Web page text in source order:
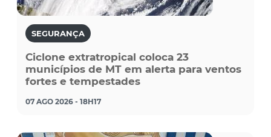
SEGURANÇA
Ciclone extratropical coloca 23
municípios de MT em alerta para ventos
fortes e tempestades
07 AGO 2026 - 18H17